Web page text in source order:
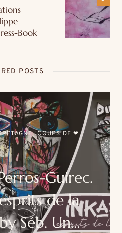
Book
POSTS
COUPS DE ❤
Guirec.
de la
Séb. Un